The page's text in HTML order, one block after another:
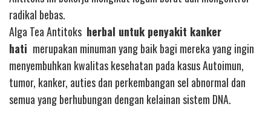
radikal bebas.
Alga Tea Antitoks herbal untuk penyakit kanker
hati merupakan minuman yang baik bagi mereka yang ingin
menyembuhkan kwalitas kesehatan pada kasus Autoimun,
tumor, kanker, auties dan perkembangan sel abnormal dan
semua yang berhubungan dengan kelainan sistem DNA.